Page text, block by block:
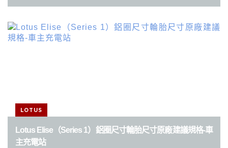
LOTUS
Lotus Elise（Series 1）鋁圈尺寸輪胎尺寸原廠建議規格-車
主充電站